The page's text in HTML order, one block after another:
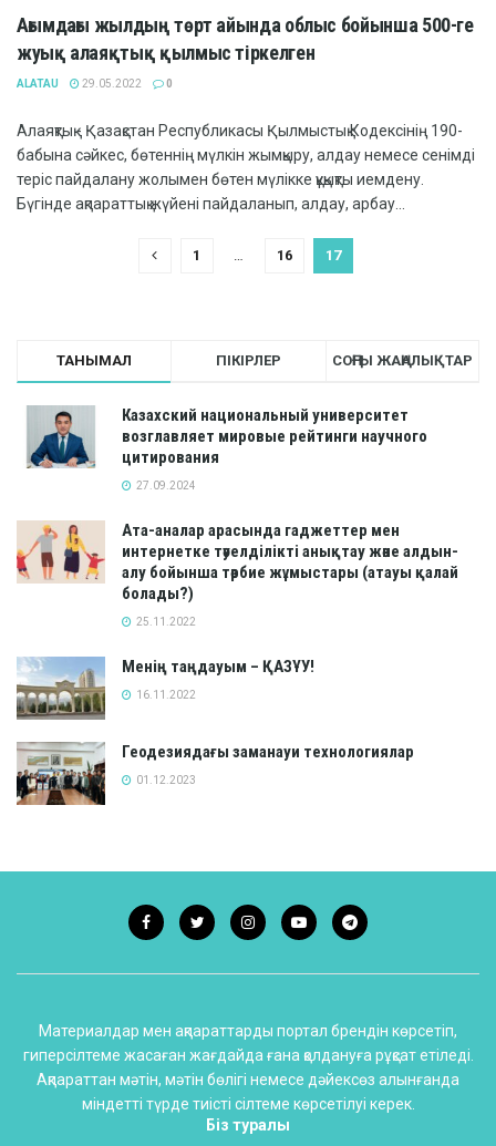
Ағымдағы жылдың төрт айында облыс бойынша 500-ге
жуық алаяқтық қылмыс тіркелген
ALATAU 29.05.2022 0
Алаяқтық - Қазақстан Республикасы Қылмыстық Кодексінің 190-
бабына сәйкес, бөтеннің мүлкін жымқыру, алдау немесе сенімді
теріс пайдалану жолымен бөтен мүлікке құқықты иемдену.
Бүгінде ақпараттық жүйені пайдаланып, алдау, арбау...
1 … 16 17
ТАНЫМАЛ ПІКІРЛЕР СОҢҒЫ ЖАҢАЛЫҚТАР
Казахский национальный университет
возглавляет мировые рейтинги научного
цитирования
27.09.2024
Ата-аналар арасында гаджеттер мен
интернетке тәуелділікті анықтау және алдын-
алу бойынша тәрбие жұмыстары (атауы қалай
болады?)
25.11.2022
Менің таңдауым – ҚАЗҰУ!
16.11.2022
Геодезиядағы заманауи технологиялар
01.12.2023
Материалдар мен ақпараттарды портал брендін көрсетіп,
гиперсілтеме жасаған жағдайда ғана қолдануға рұқсат етіледі.
Ақпараттан мәтін, мәтін бөлігі немесе дәйексөз алынғанда
міндетті түрде тиісті сілтеме көрсетілуі керек.
Біз туралы